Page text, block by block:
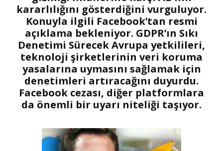
kararlılığını gösterdiğini vurguluyor.
Konuyla ilgili Facebook’tan resmi
açıklama bekleniyor. GDPR’ın Sıkı
Denetimi Sürecek Avrupa yetkilileri,
teknoloji şirketlerinin veri koruma
yasalarına uymasını sağlamak için
denetimleri artıracağını duyurdu.
Facebook cezası, diğer platformlara
da önemli bir uyarı niteliği taşıyor.